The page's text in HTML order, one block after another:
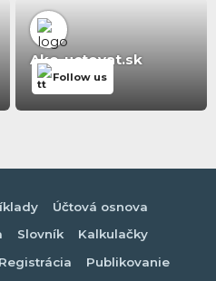
Ako-uctovat.sk
Follow us
Účtová osnova
Slovník
Kalkulačky
Registrácia
Publikovanie